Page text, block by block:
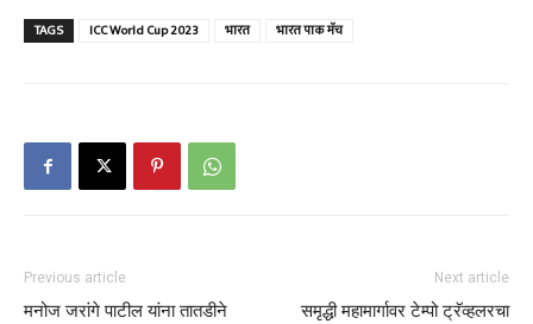
TAGS ICC World Cup 2023 भारत भारत पाक मॅच
Previous article
मनोज जरांगे पाटील यांना तातडीने
Next article
समृद्धी महामार्गावर टेम्पो ट्रॅव्हलरचा